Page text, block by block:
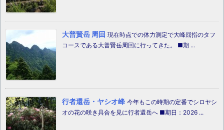
大普賢岳 周回 現在時点での体力測定で大峰屈指のタフ
コースである大普賢岳周回に行ってきた。 ■期 ...
行者還岳・ヤシオ峰 今年もこの時期の定番でシロヤシ
オの花の咲き具合を見に行者還岳へ ■期日：2026 ...